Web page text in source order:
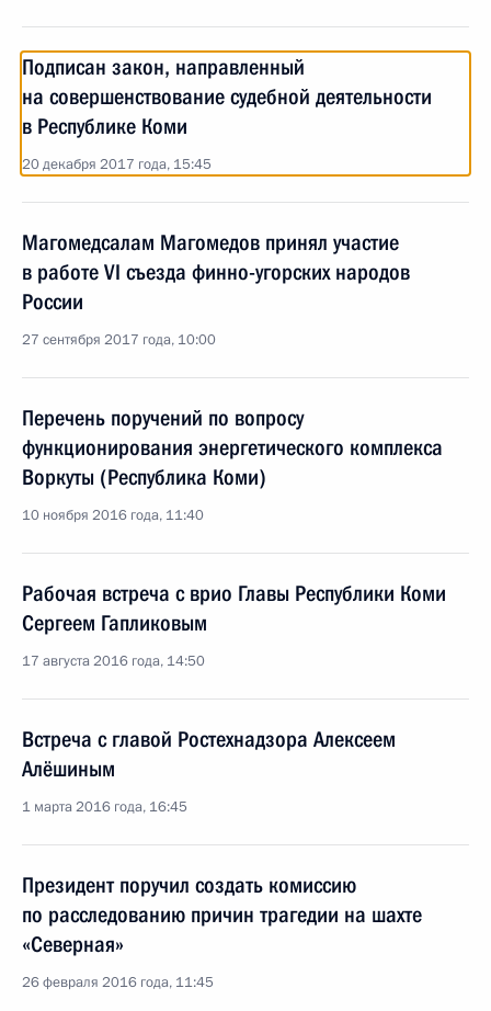
Подписан закон, направленный
на совершенствование судебной деятельности
в Республике Коми
20 декабря 2017 года, 15:45
Магомедсалам Магомедов принял участие
в работе VI съезда финно-угорских народов
России
27 сентября 2017 года, 10:00
Перечень поручений по вопросу
функционирования энергетического комплекса
Воркуты (Республика Коми)
10 ноября 2016 года, 11:40
Рабочая встреча с врио Главы Республики Коми
Сергеем Гапликовым
17 августа 2016 года, 14:50
Встреча с главой Ростехнадзора Алексеем
Алёшиным
1 марта 2016 года, 16:45
Президент поручил создать комиссию
по расследованию причин трагедии на шахте
«Северная»
26 февраля 2016 года, 11:45